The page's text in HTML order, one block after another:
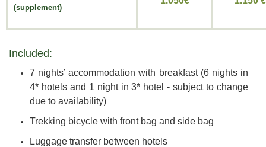
(supplement)
Included:
7 nights’ accommodation with breakfast (6 nights in
4* hotels and 1 night in 3* hotel - subject to change
due to availability)
Trekking bicycle with front bag and side bag
Luggage transfer between hotels